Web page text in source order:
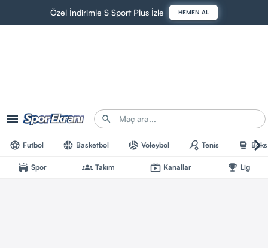
Özel İndirimle S Sport Plus İzle HEMEN AL
Futbol Basketbol Voleybol Tenis Boks
Spor Takım Kanallar Lig